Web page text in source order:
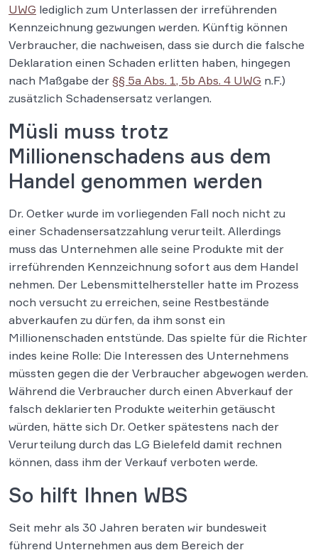
UWG lediglich zum Unterlassen der irreführenden
Kennzeichnung gezwungen werden. Künftig können
Verbraucher, die nachweisen, dass sie durch die falsche
Deklaration einen Schaden erlitten haben, hingegen
nach Maßgabe der §§ 5a Abs. 1, 5b Abs. 4 UWG n.F.)
zusätzlich Schadensersatz verlangen.
Müsli muss trotz
Millionenschadens aus dem
Handel genommen werden
Dr. Oetker wurde im vorliegenden Fall noch nicht zu
einer Schadensersatzzahlung verurteilt. Allerdings
muss das Unternehmen alle seine Produkte mit der
irreführenden Kennzeichnung sofort aus dem Handel
nehmen. Der Lebensmittelhersteller hatte im Prozess
noch versucht zu erreichen, seine Restbestände
abverkaufen zu dürfen, da ihm sonst ein
Millionenschaden entstünde. Das spielte für die Richter
indes keine Rolle: Die Interessen des Unternehmens
müssten gegen die der Verbraucher abgewogen werden.
Während die Verbraucher durch einen Abverkauf der
falsch deklarierten Produkte weiterhin getäuscht
würden, hätte sich Dr. Oetker spätestens nach der
Verurteilung durch das LG Bielefeld damit rechnen
können, dass ihm der Verkauf verboten werde.
So hilft Ihnen WBS
Seit mehr als 30 Jahren beraten wir bundesweit
führend Unternehmen aus dem Bereich der